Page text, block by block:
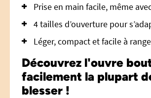
Prise en main facile, même
4 tailles d’ouverture pour
Léger, compact et facile à
Découvrez l'ouvre
facilement la plupart
blesser !